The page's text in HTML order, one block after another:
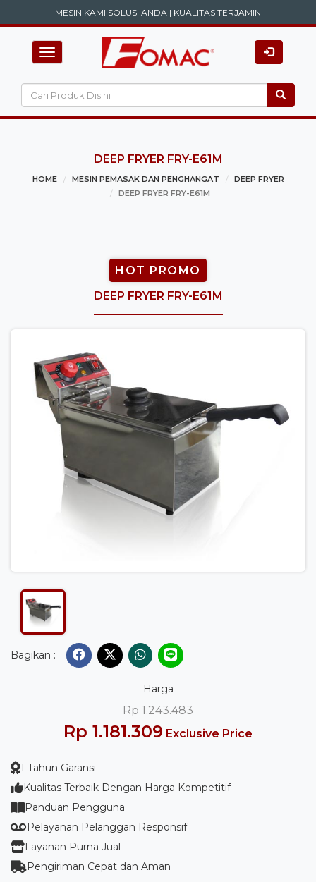
MESIN KAMI SOLUSI ANDA | KUALITAS TERJAMIN
Toggle navigation
DEEP FRYER FRY-E61M
HOME MESIN PEMASAK DAN PENGHANGAT
DEEP FRYER
DEEP FRYER FRY-E61M
HOT PROMO
DEEP FRYER FRY-E61M
Bagikan :
Harga
Rp 1.243.483
Rp 1.181.309 Exclusive Price
1 Tahun Garansi
Kualitas Terbaik Dengan Harga Kompetitif
Panduan Pengguna
Pelayanan Pelanggan Responsif
Layanan Purna Jual
Pengiriman Cepat dan Aman